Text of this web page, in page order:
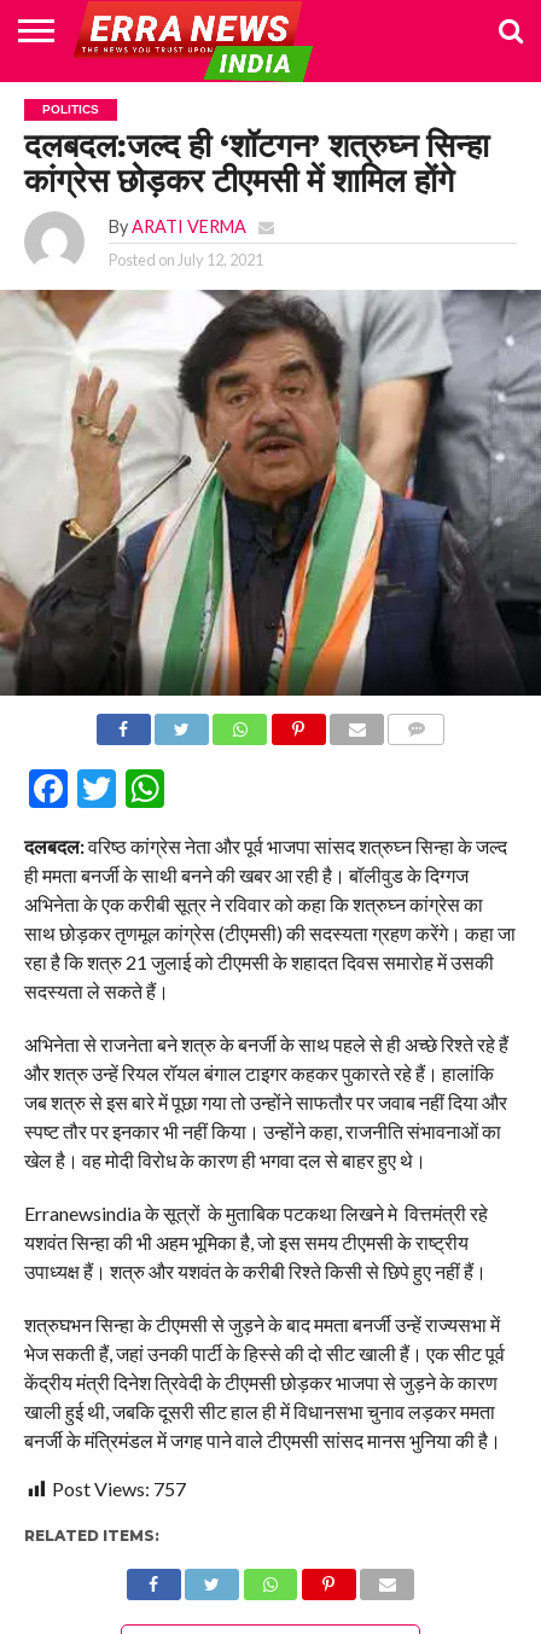
HOME
POLITICS
NEWS
BUSINESS
CULTURE
NATIONAL
SPORTS
LIFESTYLE
TRAVEL
OPINION
BREAKING
NEWS
ENTERTAINMENT
WORLD
CRIME
JOIN
US
POLITICS
दलबदल:जल्द ही ‘शॉटगन’ शत्रुघ्न सिन्हा
कांग्रेस छोड़कर टीएमसी में शामिल होंगे
By ARATI VERMA
Posted on July 12, 2021
Facebook
Twitter
WhatsApp
दलबदल:वरिष्ठ कांग्रेस नेता और पूर्व भाजपा सांसद शत्रुघ्न सिन्हा के जल्द
ही ममता बनर्जी के साथी बनने की खबर आ रही है। बॉलीवुड के दिग्गज
अभिनेता के एक करीबी सूत्र ने रविवार को कहा कि शत्रुघ्न कांग्रेस का
साथ छोड़कर तृणमूल कांग्रेस (टीएमसी) की सदस्यता ग्रहण करेंगे। कहा जा
रहा है कि शत्रु 21 जुलाई को टीएमसी के शहादत दिवस समारोह में उसकी
सदस्यता ले सकते हैं।
अभिनेता से राजनेता बने शत्रु के बनर्जी के साथ पहले से ही अच्छे रिश्ते रहे हैं
और शत्रु उन्हें रियल रॉयल बंगाल टाइगर कहकर पुकारते रहे हैं। हालांकि
जब शत्रु से इस बारे में पूछा गया तो उन्होंने साफतौर पर जवाब नहीं दिया और
स्पष्ट तौर पर इनकार भी नहीं किया। उन्होंने कहा, राजनीति संभावनाओं का
खेल है। वह मोदी विरोध के कारण ही भगवा दल से बाहर हुए थे।
Erranewsindia के सूत्रों के मुताबिक पटकथा लिखने मे वित्तमंत्री रहे
यशवंत सिन्हा की भी अहम भूमिका है, जो इस समय टीएमसी के राष्ट्रीय
उपाध्यक्ष हैं। शत्रु और यशवंत के करीबी रिश्ते किसी से छिपे हुए नहीं हैं।
शत्रुघभन सिन्हा के टीएमसी से जुड़ने के बाद ममता बनर्जी उन्हें राज्यसभा में
भेज सकती हैं, जहां उनकी पार्टी के हिस्से की दो सीट खाली हैं। एक सीट पूर्व
केंद्रीय मंत्री दिनेश त्रिवेदी के टीएमसी छोड़कर भाजपा से जुड़ने के कारण
खाली हुई थी, जबकि दूसरी सीट हाल ही में विधानसभा चुनाव लड़कर ममता
बनर्जी के मंत्रिमंडल में जगह पाने वाले टीएमसी सांसद मानस भुनिया की है।
Post Views: 757
RELATED ITEMS: